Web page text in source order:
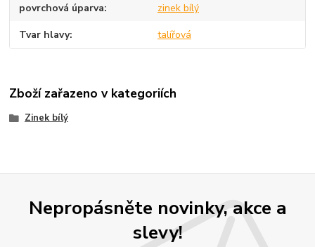
povrchová úparva zinek bílý
Tvar hlavy talířová
Zboží zařazeno v kategoriích
Zinek bílý
Nepropásněte novinky, akce a
slevy!